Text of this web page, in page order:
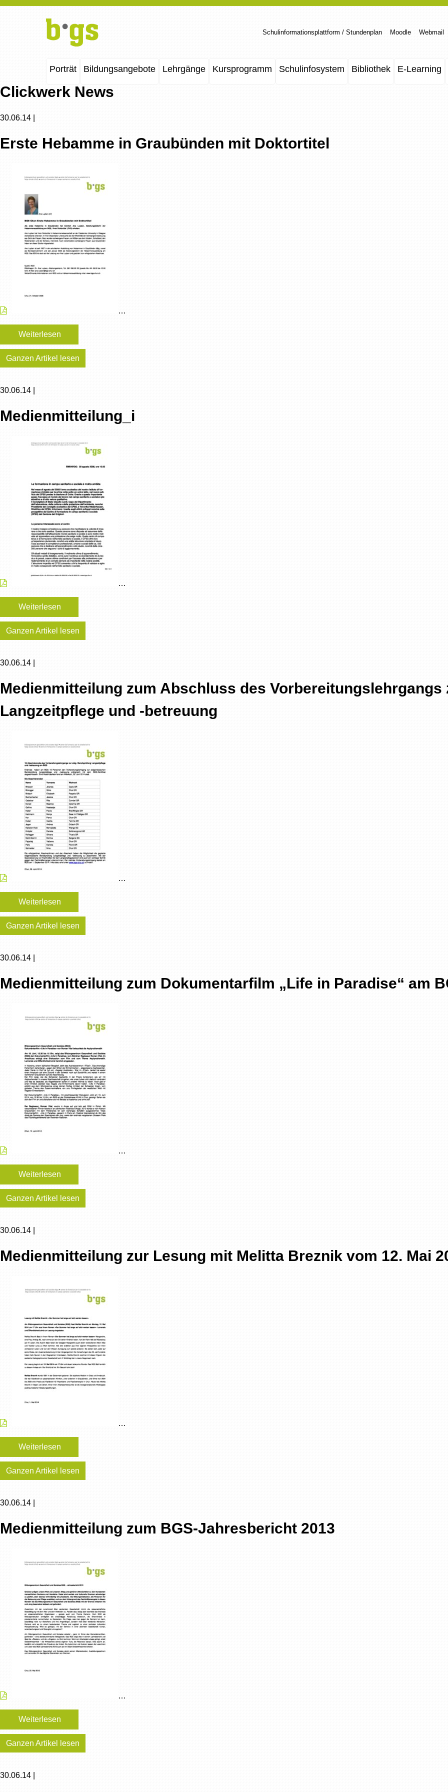
Schulinformationsplattform / Stundenplan Moodle Webmail
Porträt Bildungsangebote Lehrgänge Kursprogramm Schulinfosystem Bibliothek E-Learning
Clickwerk News
30.06.14 |
Erste Hebamme in Graubünden mit Doktortitel
…
Weiterlesen
Ganzen Artikel lesen
30.06.14 |
Medienmitteilung_i
…
Weiterlesen
Ganzen Artikel lesen
30.06.14 |
Medienmitteilung zum Abschluss des
Langzeitpflege und -betreuung
…
Weiterlesen
Ganzen Artikel lesen
30.06.14 |
Medienmitteilung zum Dokumentarfilm „Life in Paradise“ am
…
Weiterlesen
Ganzen Artikel lesen
30.06.14 |
Medienmitteilung zur Lesung mit Melitta Breznik vom 12. Mai
…
Weiterlesen
Ganzen Artikel lesen
30.06.14 |
Medienmitteilung zum BGS-Jahresbericht 2013
…
Weiterlesen
Ganzen Artikel lesen
30.06.14 |